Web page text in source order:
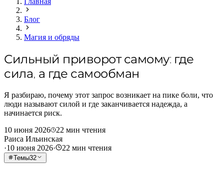
Блог
Магия и обряды
Сильный приворот самому: где
сила, а где самообман
Я разбираю, почему этот запрос возникает на пике боли, что
люди называют силой и где заканчивается надежда, а
начинается риск.
10 июня 2026
22 мин чтения
Раиса Ильинская
·10 июня 2026· 22 мин чтения
Темы32